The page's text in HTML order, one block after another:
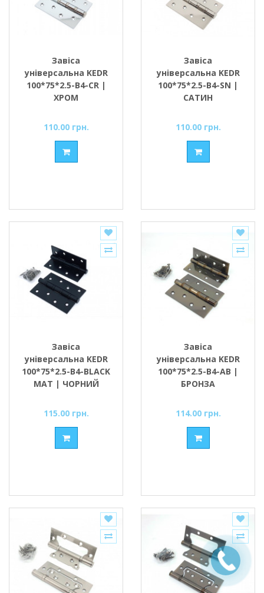
Завіса
універсальна KEDR
100*75*2.5-В4-CR |
ХРОМ
110.00 грн.
Завіса
універсальна KEDR
100*75*2.5-В4-SN |
САТИН
110.00 грн.
Завіса
універсальна KEDR
100*75*2.5-В4-BLACK
MAT | ЧОРНИЙ
115.00 грн.
Завіса
універсальна KEDR
100*75*2.5-В4-AB |
БРОНЗА
114.00 грн.